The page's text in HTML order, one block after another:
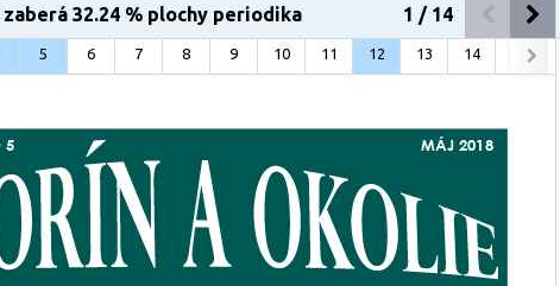
32.24 % plochy periodika 1 / 14
5 6 7 8 9 10 11 12 13 14